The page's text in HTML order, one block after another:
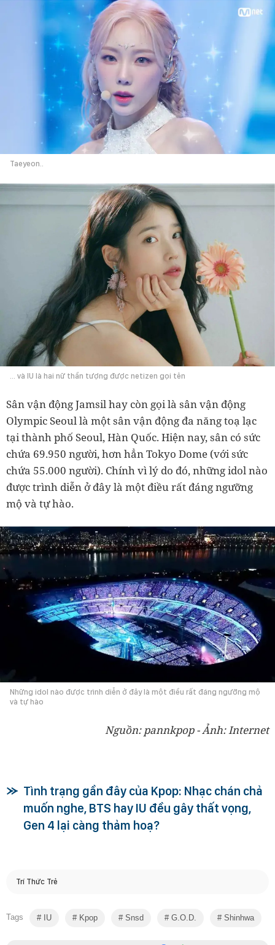
Taeyeon..
... và IU là hai nữ thần tượng được netizen gọi tên
Sân vận động Jamsil hay còn gọi là sân vận động
Olympic Seoul là một sân vận động đa năng toạ lạc
tại thành phố Seoul, Hàn Quốc. Hiện nay, sân có sức
chứa 69.950 người, hơn hẳn Tokyo Dome (với sức
chứa 55.000 người). Chính vì lý do đó, những idol nào
được trình diễn ở đây là một điều rất đáng ngưỡng
mộ và tự hào.
Những idol nào được trình diễn ở đây là một điều rất đáng ngưỡng mộ
và tự hào
Nguồn: pannkpop - Ảnh: Internet
Tình trạng gần đây của Kpop: Nhạc chán chả
muốn nghe, BTS hay IU đều gây thất vọng,
Gen 4 lại càng thảm hoạ?
Trí Thức Trẻ
Tags IU Kpop Snsd G.o.d. Shinhwa